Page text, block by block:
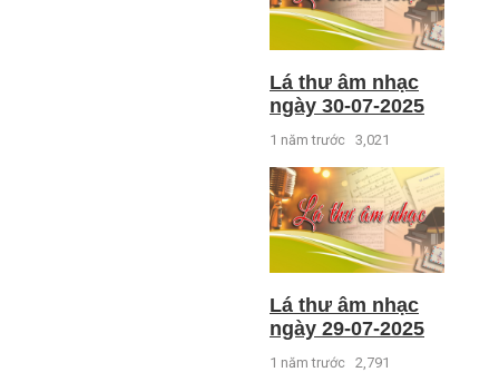
Lá thư âm nhạc
ngày 30-07-2025
1 năm trước 3,021
Lá thư âm nhạc
ngày 29-07-2025
1 năm trước 2,791